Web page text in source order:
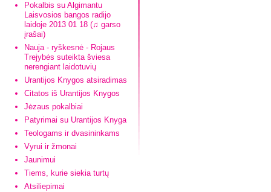
Pokalbis su Algimantu
Laisvosios bangos radijo
laidoje 2013 01 18 (♫ garso
įrašai)
Nauja - ryškesnė - Rojaus
Trejybės suteikta šviesa
nerengiant laidotuvių
Urantijos Knygos atsiradimas
Citatos iš Urantijos Knygos
Jėzaus pokalbiai
Patyrimai su Urantijos Knyga
Teologams ir dvasininkams
Vyrui ir žmonai
Jaunimui
Tiems, kurie siekia turtų
Atsiliepimai